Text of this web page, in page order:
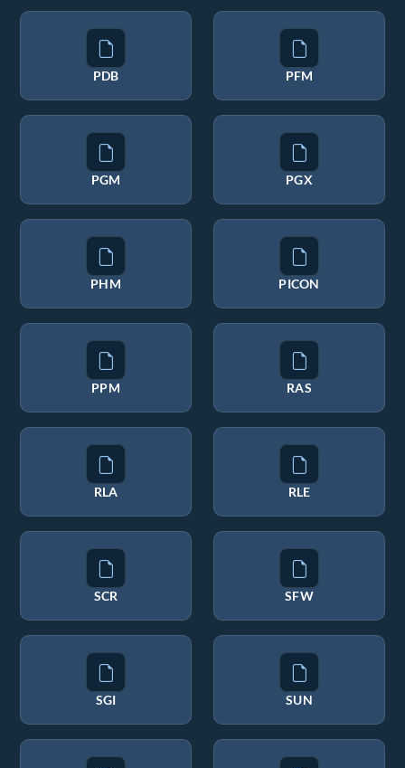
PDB PFM
PGM PGX
PHM PICON
PPM RAS
RLA RLE
SCR SFW
SGI SUN